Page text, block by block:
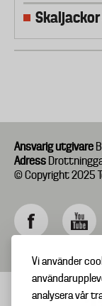
Vi använder
analysera vår
Ansvarig utgivare
Adress
© Copyright 2025